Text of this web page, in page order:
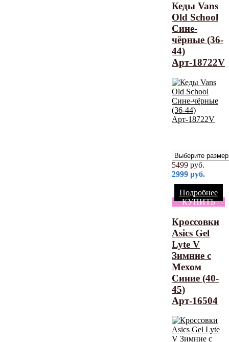
Кеды Vans
Old School
Cине-
чёрные (36-
44)
Арт-18722V
5499 руб.
2999 руб.
Подробнее
КУПИТЬ
Кроссовки
Asics Gel
Lyte V
Зимние с
Мехом
Синие (40-
45)
Арт-16504